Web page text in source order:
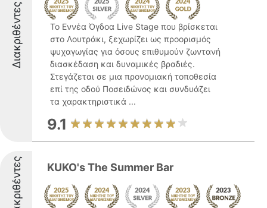
Διακριθέντες
Το Εννέα Όγδοα Live Stage που βρίσκεται
στο Λουτράκι, ξεχωρίζει ως προορισμός
ψυχαγωγίας για όσους επιθυμούν ζωντανή
διασκέδαση και δυναμικές βραδιές.
Στεγάζεται σε μια προνομιακή τοποθεσία
επί της οδού Ποσειδώνος και συνδυάζει
τα χαρακτηριστικά ...
9.1
Διακριθέντες KUKO's The Summer Bar